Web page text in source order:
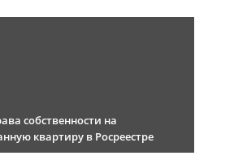
собственности на
квартиру в Росреестре